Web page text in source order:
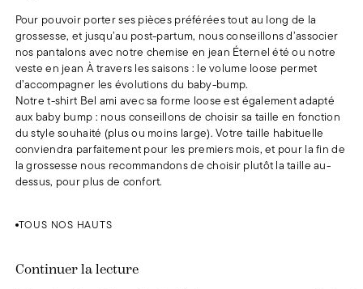
Pour pouvoir porter ses pièces préférées tout au long de la
grossesse, et jusqu’au post-partum, nous conseillons d’associer
nos pantalons avec notre chemise en jean Éternel été ou notre
veste en jean À travers les saisons : le volume loose permet
d’accompagner les évolutions du baby-bump.
Notre t-shirt Bel ami avec sa forme loose est également adapté
aux baby bump : nous conseillons de choisir sa taille en fonction
du style souhaité (plus ou moins large). Votre taille habituelle
conviendra parfaitement pour les premiers mois, et pour la fin de
la grossesse nous recommandons de choisir plutôt la taille au-
dessus, pour plus de confort.
TOUS NOS HAUTS
Continuer la lecture